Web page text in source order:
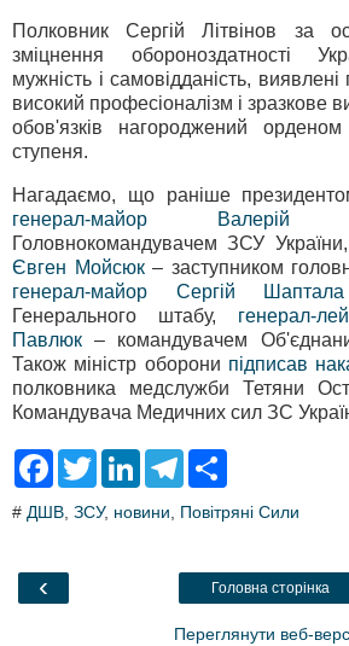
Полковник Сергій Літвінов за
зміцнення обороноздатності
мужність і самовідданість,
високий професіоналізм і зразкове
обов'язків нагороджений орденом
ступеня.
Нагадаємо, що раніше
генерал-майор Валерій
Головнокомандувачем ЗСУ України,
Євген Мойсюк– заступником
генерал-майор Сергій
Генерального штабу, генерал-
Павлюк – командувачем
Також міністр оборони підписав
полковника медслужби Тетяни
Командувача Медичних сил ЗС
F
e
o
T
t
L
k
T
e
a
r
# ДШВ ЗСУ, новини Повітряні Сили
‹ Головна сторінка
Переглянути веб-